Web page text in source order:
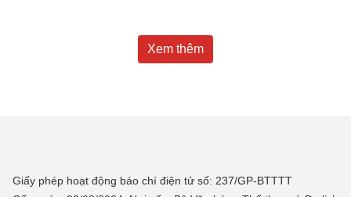
Xem thêm
Giấy phép hoạt động báo chí điện tử số: 237/GP-BTTTT